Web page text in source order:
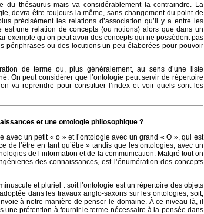
du thésaurus mais va considérablement la contraindre. La
devra être toujours la même, sans changement du point de
précisément les relations d’association qu’il y a entre les
est une relation de concepts (ou notions) alors que dans un
exemple qu’on peut avoir des concepts qui ne possèdent pas
périphrases ou des locutions un peu élaborées pour pouvoir
de terme ou, plus généralement, au sens d’une liste
On peut considérer que l’ontologie peut servir de répertoire
va reprendre pour constituer l’index et voir quels sont les
et une ontologie philosophique ?
avec un petit « o » et l’ontologie avec un grand « O », qui est
l’être en tant qu’être » tandis que les ontologies, avec un
de l’information et de la communication. Malgré tout on
des connaissances, est l’énumération des concepts
et pluriel : soit l’ontologie est un répertoire des objets
dans les travaux anglo-saxons sur les ontologies, soit,
à notre manière de penser le domaine. À ce niveau-là, il
une prétention à fournir le terme nécessaire à la pensée dans